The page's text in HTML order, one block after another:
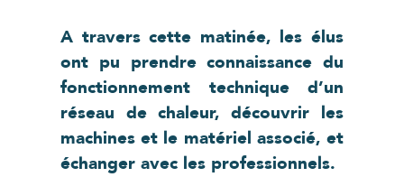
A travers cette matinée, les élus
ont pu prendre connaissance du
fonctionnement technique d’un
réseau de chaleur, découvrir les
machines et le matériel associé, et
échanger avec les professionnels.